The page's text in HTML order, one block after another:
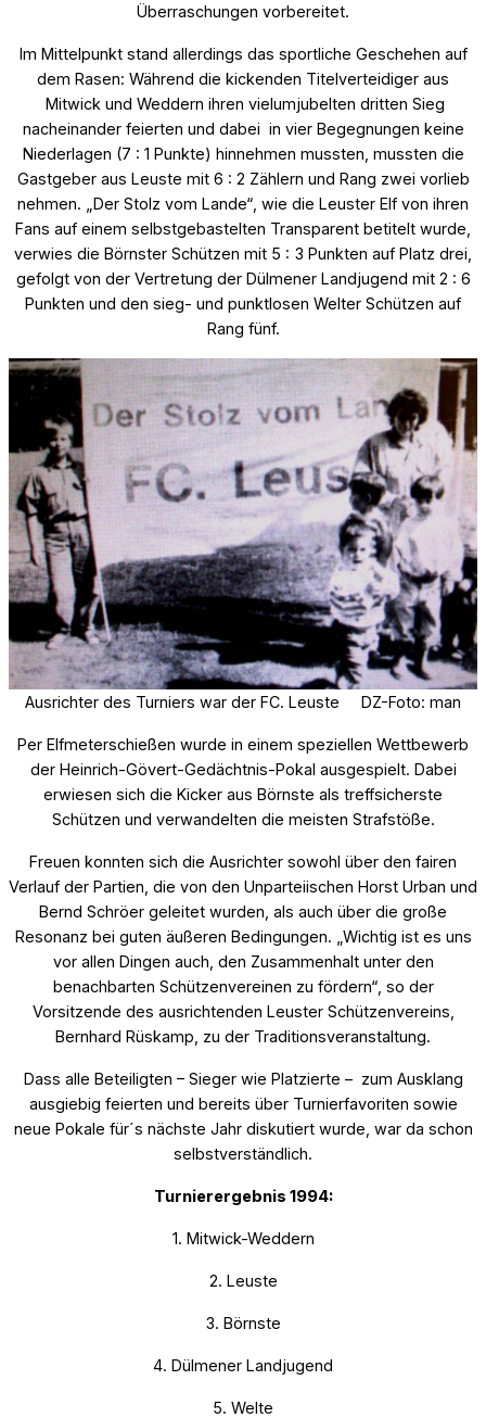
Überraschungen vorbereitet.
Im Mittelpunkt stand allerdings das sportliche Geschehen auf
dem Rasen: Während die kickenden Titelverteidiger aus
Mitwick und Weddern ihren vielumjubelten dritten Sieg
nacheinander feierten und dabei in vier Begegnungen keine
Niederlagen (7 : 1 Punkte) hinnehmen mussten, mussten die
Gastgeber aus Leuste mit 6 : 2 Zählern und Rang zwei vorlieb
nehmen. „Der Stolz vom Lande“, wie die Leuster Elf von ihren
Fans auf einem selbstgebastelten Transparent betitelt wurde,
verwies die Börnster Schützen mit 5 : 3 Punkten auf Platz drei,
gefolgt von der Vertretung der Dülmener Landjugend mit 2 : 6
Punkten und den sieg- und punktlosen Welter Schützen auf
Rang fünf.
Ausrichter des Turniers war der FC. Leuste DZ-Foto: man
Per Elfmeterschießen wurde in einem speziellen Wettbewerb
der Heinrich-Gövert-Gedächtnis-Pokal ausgespielt. Dabei
erwiesen sich die Kicker aus Börnste als treffsicherste
Schützen und verwandelten die meisten Strafstöße.
Freuen konnten sich die Ausrichter sowohl über den fairen
Verlauf der Partien, die von den Unparteiischen Horst Urban und
Bernd Schröer geleitet wurden, als auch über die große
Resonanz bei guten äußeren Bedingungen. „Wichtig ist es uns
vor allen Dingen auch, den Zusammenhalt unter den
benachbarten Schützenvereinen zu fördern“, so der
Vorsitzende des ausrichtenden Leuster Schützenvereins,
Bernhard Rüskamp, zu der Traditionsveranstaltung.
Dass alle Beteiligten – Sieger wie Platzierte – zum Ausklang
ausgiebig feierten und bereits über Turnierfavoriten sowie
neue Pokale für´s nächste Jahr diskutiert wurde, war da schon
selbstverständlich.
Turnierergebnis 1994:
1. Mitwick-Weddern
2. Leuste
3. Börnste
4. Dülmener Landjugend
5. Welte